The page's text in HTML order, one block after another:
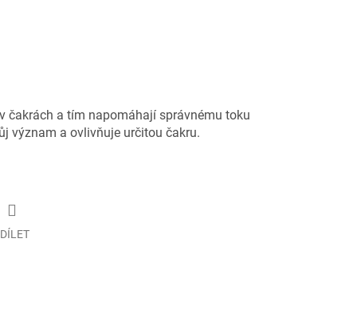
čakrách a tím napomáhají správnému toku
význam a ovlivňuje určitou čakru.